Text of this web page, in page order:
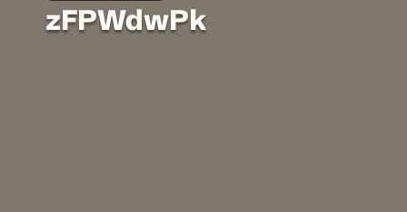
zFPWdwPk